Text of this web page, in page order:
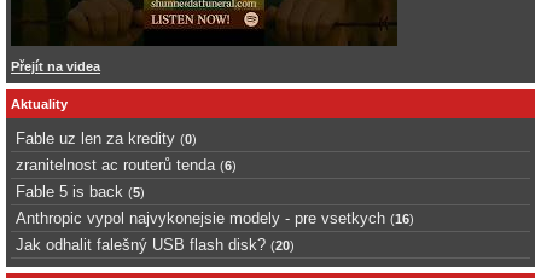
Přejít na videa
Aktuality
Fable uz len za kredity (0)
zranitelnost ac routerů tenda (6)
Fable 5 is back (5)
Anthropic vypol najvykonejsie modely - pre vsetkych (16)
Jak odhalit falešný USB flash disk? (20)